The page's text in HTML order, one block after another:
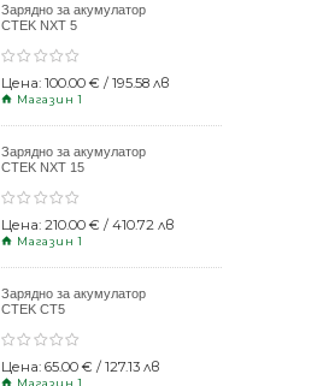
НОВО
Зарядно за акумулатор
CTEK NXT 5
Цена: 100.00 € / 195.58 лв
Магазин 1
Зарядно за акумулатор
CTEK NXT 15
Цена: 210.00 € / 410.72 лв
Магазин 1
Зарядно за акумулатор
CTEK CT5
Цена: 65.00 € / 127.13 лв
Магазин 1